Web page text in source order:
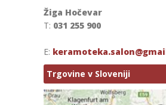
Žiga Hočevar
T: 031 255 900
E:
Trgovine v Sloveniji